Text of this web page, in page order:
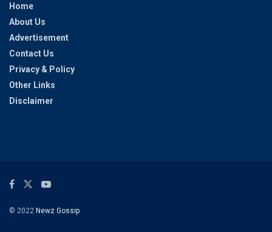
Home
About Us
Advertisement
Contact Us
Privacy & Policy
Other Links
Disclaimer
© 2022 Newz Gossip